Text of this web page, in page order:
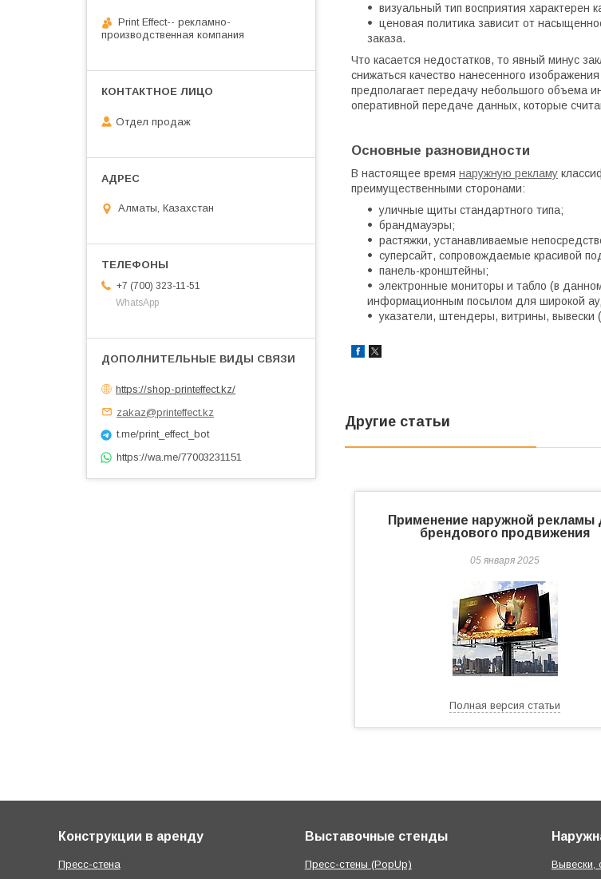
визуальный тип восприятия характерен
ценовая политика зависит от
заказа.
Что касается недостатков, то явный минус
снижаться качество нанесенного
предполагает передачу небольшого объема
оперативной передаче данных, которые
Основные разновидности
В настоящее время наружную рекламу
преимущественными сторонами:
уличные щиты стандартного типа;
брандмауэры;
растяжки, устанавливаемые
суперсайт, сопровождаемые красивой
панель-кронштейны;
электронные мониторы и табло (в
информационным посылом для широкой
указатели, штендеры, витрины,
Другие статьи
Применение наружной рекламы
брендового продвижения
05 января 2025
Полная версия статьи
Print Effect-- рекламно-
производственная компания
Отдел продаж
Алматы, Казахстан
+7 (700) 323-11-51
WhatsApp
https://shop-printeffect.kz/
zakaz@printeffect.kz
t.me/print_effect_bot
https://wa.me/77003231151
Конструкции в аренду
Пресс-стена
Выставочные стенды
Пресс-стены (PopUp)
Вывески,